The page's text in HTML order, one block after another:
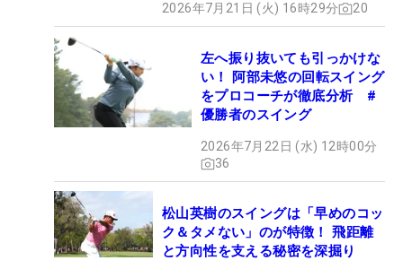
2026年7月21日 (火) 16時29分 20
左へ振り抜いても引っかけな
い！ 阿部未悠の回転スイング
をプロコーチが徹底分析 #
優勝者のスイング
2026年7月22日 (水) 12時00分
36
松山英樹のスイングは「早めのコッ
ク＆タメない」のが特徴！ 飛距離
と方向性を支える秘密を深掘り